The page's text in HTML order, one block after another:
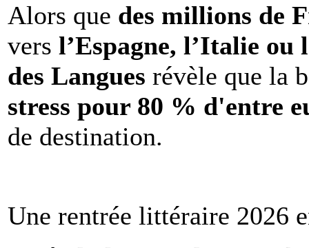
Alors que des millions de
vers l’Espagne, l’Italie ou
des Langues révèle que la
stress pour 80 % d'entre
de destination.
Une rentrée littéraire 2026